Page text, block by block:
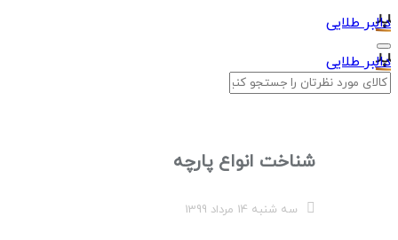
دالبر طلایی
دالبر طلایی
شناخت انواع پارچه
سه شنبه 14 مرداد 1399